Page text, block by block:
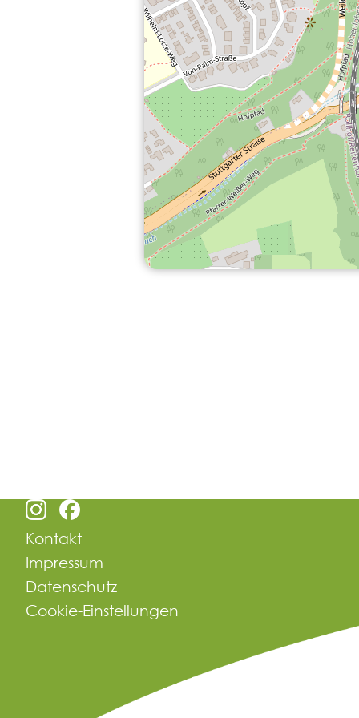
Kontakt
Impressum
Datenschutz
Cookie-Einstellungen